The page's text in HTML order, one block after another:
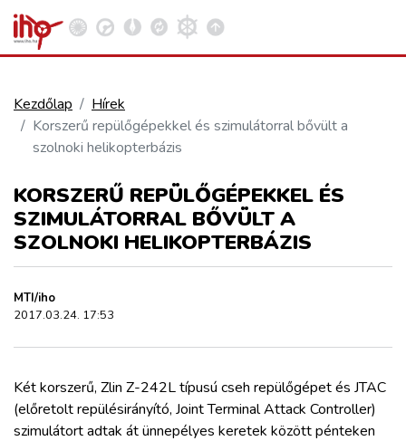
VASÚT
KÖZÚT
REPÜLÉS
KÖZLEKEDÉSFEJLESZTÉS
ZÖLDÚT
Kezdőlap
Hírek
Korszerű repülőgépekkel és szimulátorral bővült a
szolnoki helikopterbázis
KORSZERŰ REPÜLŐGÉPEKKEL ÉS
SZIMULÁTORRAL BŐVÜLT A
SZOLNOKI HELIKOPTERBÁZIS
MTI/iho
2017.03.24. 17:53
Két korszerű, Zlin Z-242L típusú cseh repülőgépet és JTAC
(előretolt repülésirányító, Joint Terminal Attack Controller)
szimulátort adtak át ünnepélyes keretek között pénteken